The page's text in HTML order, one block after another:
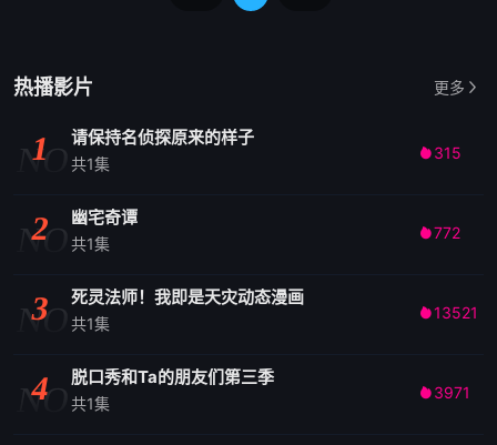
热播影片 更多
NO
1 请保持名侦探原来的样子
共1集
 315
NO
2 幽宅奇谭
共1集
772
NO
3 死灵法师！我即是天灾动态漫画
共1集
13521
NO
4 脱口秀和Ta的朋友们第三季
共1集
 3971